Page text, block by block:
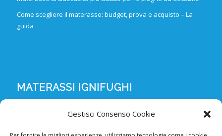
Gestisci Consenso Cookie
Come scegliere il materasso: budget, prova e acquisto – La
guida
MATERASSI IGNIFUGHI